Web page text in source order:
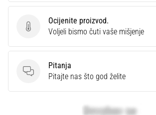
Ocijenite proizvod.
Ocijenite proizvod.
Voljeli bismo čuti vaše mišjenje
Pitanja
Pitanja
Pitajte nas što god želite